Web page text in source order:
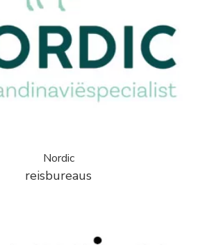
Nordic
reisbureaus